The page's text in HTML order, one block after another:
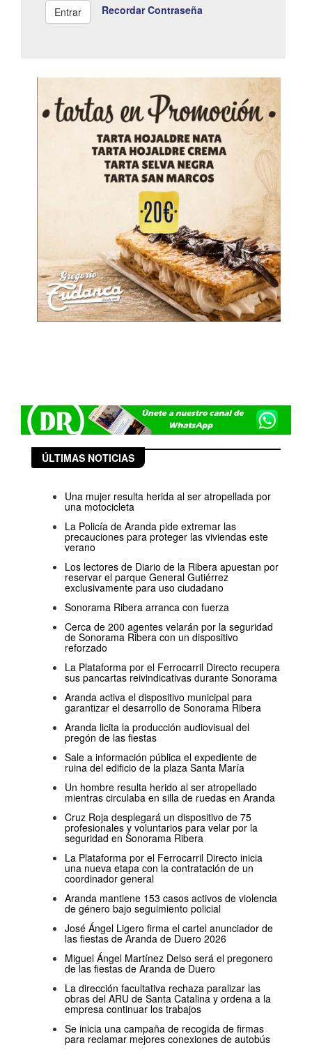
Recordar Contraseña
ÚLTIMAS NOTICIAS
Una mujer resulta herida al ser atropellada por
una motocicleta
La Policía de Aranda pide extremar las
precauciones para proteger las viviendas este
verano
Los lectores de Diario de la Ribera apuestan por
reservar el parque General Gutiérrez
exclusivamente para uso ciudadano
Sonorama Ribera arranca con fuerza
Cerca de 200 agentes velarán por la seguridad
de Sonorama Ribera con un dispositivo
reforzado
La Plataforma por el Ferrocarril Directo recupera
sus pancartas reivindicativas durante Sonorama
Aranda activa el dispositivo municipal para
garantizar el desarrollo de Sonorama Ribera
Aranda licita la producción audiovisual del
pregón de las fiestas
Sale a información pública el expediente de
ruina del edificio de la plaza Santa María
Un hombre resulta herido al ser atropellado
mientras circulaba en silla de ruedas en Aranda
Cruz Roja desplegará un dispositivo de 75
profesionales y voluntarios para velar por la
seguridad en Sonorama Ribera
La Plataforma por el Ferrocarril Directo inicia
una nueva etapa con la contratación de un
coordinador general
Aranda mantiene 153 casos activos de violencia
de género bajo seguimiento policial
José Ángel Ligero firma el cartel anunciador de
las fiestas de Aranda de Duero 2026
Miguel Ángel Martínez Delso será el pregonero
de las fiestas de Aranda de Duero
La dirección facultativa rechaza paralizar las
obras del ARU de Santa Catalina y ordena a la
empresa continuar los trabajos
Se inicia una campaña de recogida de firmas
para reclamar mejores conexiones de autobús